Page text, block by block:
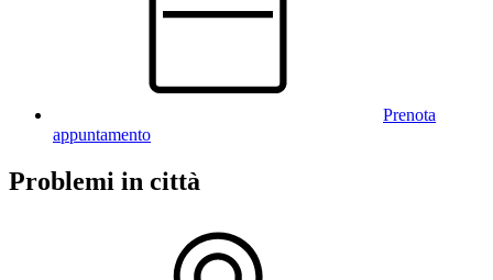
Prenota
appuntamento
Problemi in città